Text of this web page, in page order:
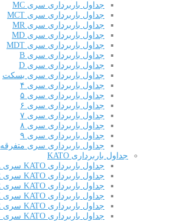
جداول باربرداری سری MC
جداول باربرداری سری MCT
جداول باربرداری سری MR
جداول باربرداری سری MD
جداول باربرداری سری MDT
جداول باربرداری سری B
جداول باربرداری سری D
جداول باربرداری سری بسکت
جداول باربرداری سری ۴
جداول باربرداری سری ۵
جداول باربرداری سری ۶
جداول باربرداری سری ۷
جداول باربرداری سری ۸
جداول باربرداری سری ۹
جداول باربرداری سری متفرقه
جداول باربرداری KATO
جداول باربرداری KATO سری KA
جداول باربرداری KATO سری KR
جداول باربرداری KATO سری MR
جداول باربرداری KATO سری NK
جداول باربرداری KATO سری SR
جداول باربرداری KATO سری متفرقه